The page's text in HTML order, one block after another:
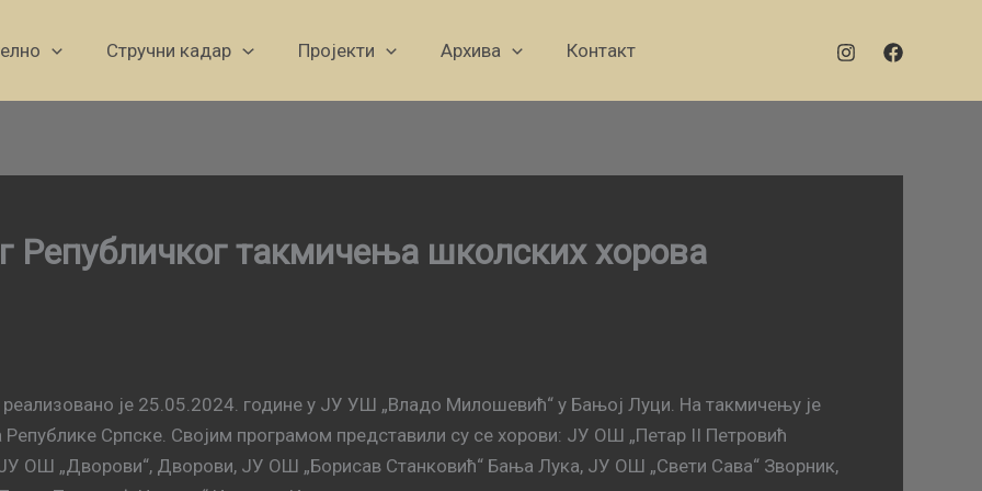
Стручни кадар Пројекти Архива Контакт
Републичког такмичења школских хорова
је 25.05.2024. године у ЈУ УШ „Владо Милошевић“ у Бањој Луци. На такмичењу је
Републике Српске. Својим програмом представили су се хорови: ЈУ ОШ „Петар II Петровић
„Дворови“, Дворови, ЈУ ОШ „Борисав Станковић“ Бања Лука, ЈУ ОШ „Свети Сава“ Зворник,